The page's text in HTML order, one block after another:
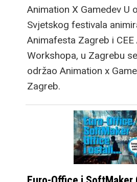
Animation X Gamedev U
Svjetskog festivala
Animafesta Zagreb i CEE
Workshopa, u Zagrebu
održao Animation x
Zagreb.